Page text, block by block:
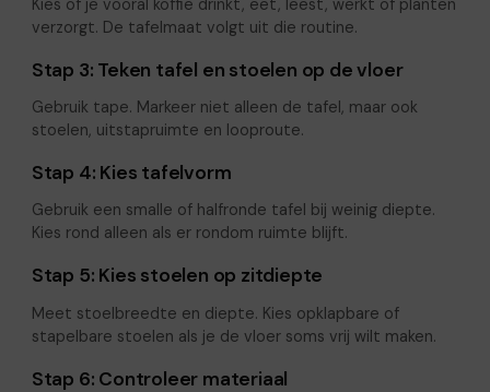
Kies of je vooral koffie drinkt, eet, leest, werkt of planten
verzorgt. De tafelmaat volgt uit die routine.
Stap 3: Teken tafel en stoelen op de vloer
Gebruik tape. Markeer niet alleen de tafel, maar ook
stoelen, uitstapruimte en looproute.
Stap 4: Kies tafelvorm
Gebruik een smalle of halfronde tafel bij weinig diepte.
Kies rond alleen als er rondom ruimte blijft.
Stap 5: Kies stoelen op zitdiepte
Meet stoelbreedte en diepte. Kies opklapbare of
stapelbare stoelen als je de vloer soms vrij wilt maken.
Stap 6: Controleer materiaal